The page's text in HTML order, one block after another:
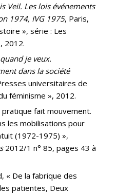
Veil. Les lois événements
1974, IVG 1975, Paris,
», série : Les
2012.
je veux.
dans la société
universitaires de
féminisme », 2012.
pratique fait mouvement.
les mobilisations pour
(1972-1975) »,
2012/1 n° 85, pages 43 à
« De la fabrique des
patientes, Deux